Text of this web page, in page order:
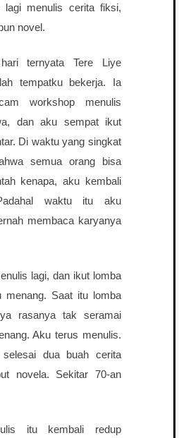
lagi menulis cerita fiksi,
novel.
ternyata Tere Liye
tempatku bekerja. Ia
workshop menulis
dan aku sempat ikut
Di waktu yang singkat
semua orang bisa
kenapa, aku kembali
waktu itu aku
membaca karyanya
lagi, dan ikut lomba
menang. Saat itu lomba
rasanya tak seramai
Aku terus menulis.
selesai dua buah cerita
novela. Sekitar 70-an
itu kembali redup